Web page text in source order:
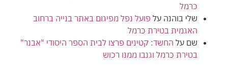
כרמל
שלי בוהנה על פועל נפל מפיגום באתר בנייה ברחוב
האגמית בטירת כרמל
שם על החשד: קטינים פרצו לבית הספר היסודי "אבנר"
בטירת כרמל וגנבו ממנו רכוש